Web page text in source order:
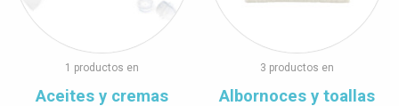
1 productos en
Aceites y cremas
3 productos en
Albornoces y toallas